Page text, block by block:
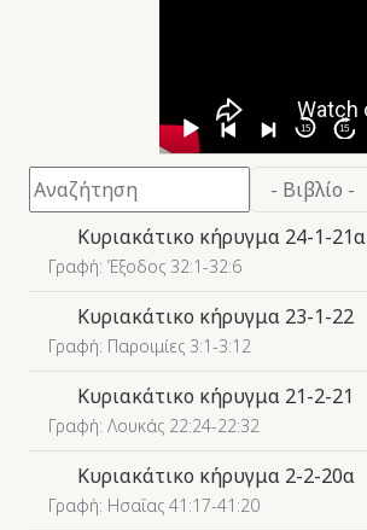
15 15
Φίλτρο
- Βιβλίο -
- Μήνας -
- Έτος -
Κυριακάτικο κήρυγμα 24-1-21α
Γραφή: Έξοδος 32:1-32:6
Κυριακάτικο κήρυγμα 23-1-22
Γραφή: Παροιμίες 3:1-3:12
Κυριακάτικο κήρυγμα 21-2-21
Γραφή: Λουκάς 22:24-22:32
Κυριακάτικο κήρυγμα 2-2-20α
Γραφή: Ησαΐας 41:17-41:20